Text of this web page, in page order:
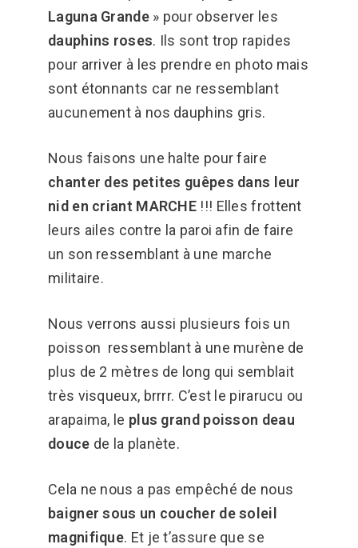
Laguna Grande» pour observer les
dauphins roses. Ils sont trop rapides
pour arriver à les prendre en photo mais
sont étonnants car ne ressemblant
aucunement à nos dauphins gris.
Nous faisons une halte pour faire
chanter des petites guêpes dans leur
nid en criant MARCHE !!! Elles frottent
leurs ailes contre la paroi afin de faire
un son ressemblant à une marche
militaire.
Nous verrons aussi plusieurs fois un
poisson ressemblant à une murène de
plus de 2 mètres de long qui semblait
très visqueux, brrrr. C’est le pirarucu ou
arapaima, le plus grand poisson deau
douce de la planète.
Cela ne nous a pas empêché de nous
baigner sous un coucher de soleil
magnifique. Et je t’assure que se